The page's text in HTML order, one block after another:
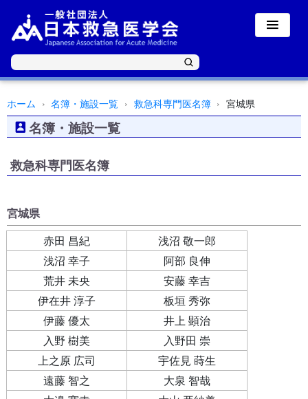
ホーム 名簿・施設一覧 救急科専門医名簿 宮城県
名簿・施設一覧
救急科専門医名簿
宮城県
赤田 昌紀
浅沼 敬一郎
浅沼 幸子
阿部 良伸
荒井 未央
安藤 幸吉
伊在井 淳子
板垣 秀弥
伊藤 優太
井上 顕治
入野 樹美
入野田 崇
上之原 広司
宇佐見 蒔生
遠藤 智之
大泉 智哉